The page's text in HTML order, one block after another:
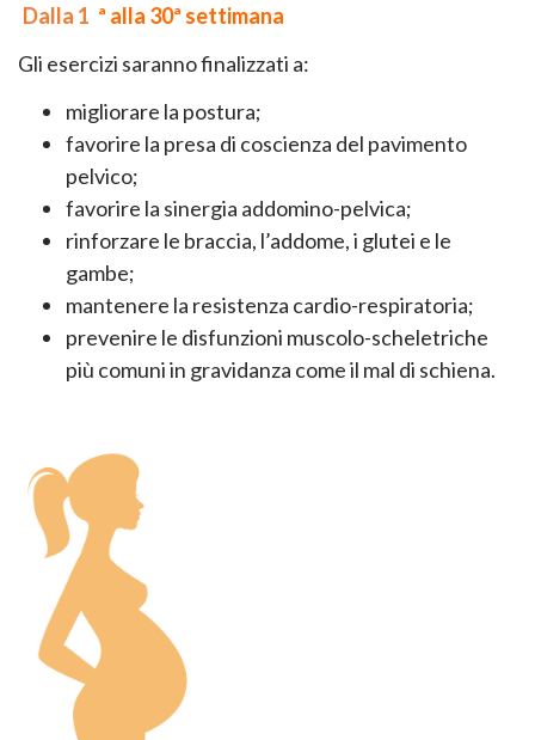
Dalla 1 ª alla 30ª settimana
Gli esercizi saranno finalizzati a:
migliorare la postura;
favorire la presa di coscienza del pavimento
pelvico;
favorire la sinergia addomino-pelvica;
rinforzare le braccia, l’addome, i glutei e le
gambe;
mantenere la resistenza cardio-respiratoria;
prevenire le disfunzioni muscolo-scheletriche
più comuni in gravidanza come il mal di schiena.